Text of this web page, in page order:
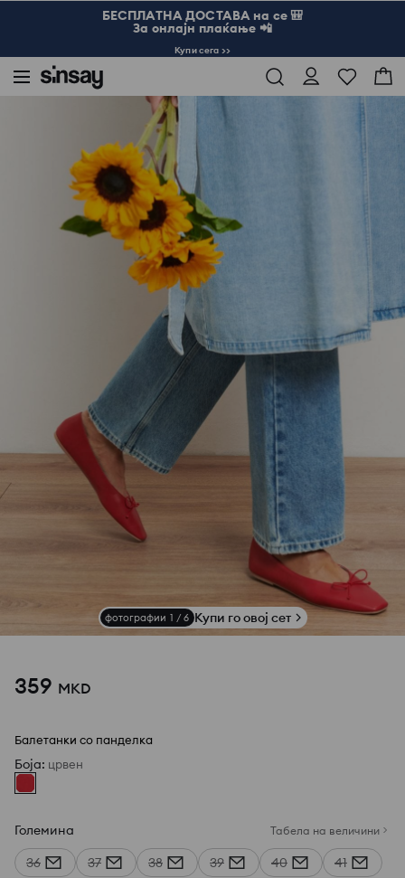
БЕСПЛАТНА ДОСТАВА на се 🎒
За онлајн плаќање 📲
Купи сега >>
Торби и додатоци
фотографии 1 / 6 Купи го овој сет
359 MKD
Балетанки со панделка
Боја: црвен
Големина Табела на величини
36 37 38 39 40 41